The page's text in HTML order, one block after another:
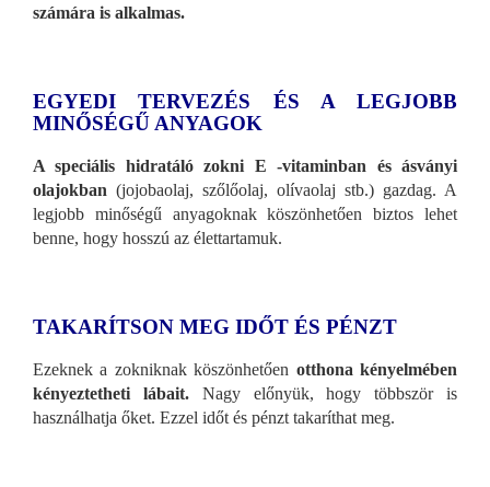
számára is alkalmas.
EGYEDI TERVEZÉS ÉS A LEGJOBB
MINŐSÉGŰ ANYAGOK
A speciális hidratáló zokni E -vitaminban és ásványi
olajokban (jojobaolaj, szőlőolaj, olívaolaj stb.) gazdag. A
legjobb minőségű anyagoknak köszönhetően biztos lehet
benne, hogy hosszú az élettartamuk.
TAKARÍTSON MEG IDŐT ÉS PÉNZT
Ezeknek a zokniknak köszönhetően otthona kényelmében
kényeztetheti lábait.Nagy előnyük, hogy többször is
használhatja őket. Ezzel időt és pénzt takaríthat meg.